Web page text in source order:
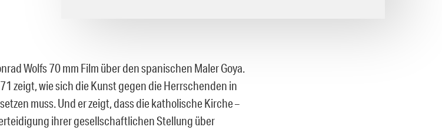
Wolfs 70 mm Film über den spanischen Maler Goya.
zeigt, wie sich die Kunst gegen die Herrschenden in
muss. Und er zeigt, dass die katholische Kirche –
ihrer gesellschaftlichen Stellung über